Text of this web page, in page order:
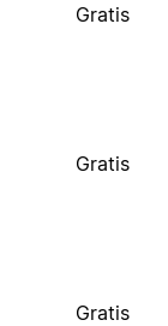
Gratis
Gratis
Gratis